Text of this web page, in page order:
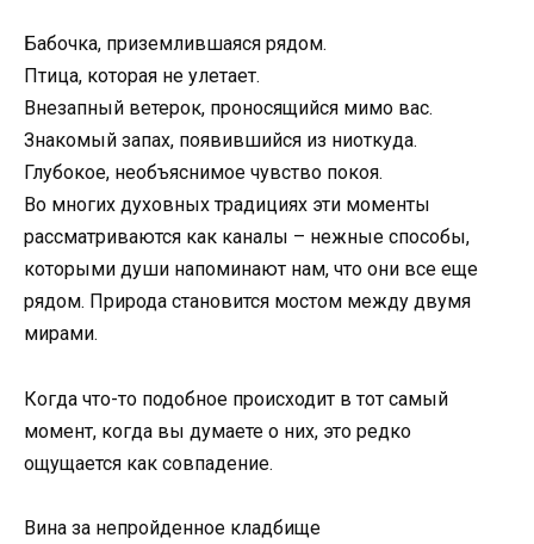
Бабочка, приземлившаяся рядом.
Птица, которая не улетает.
Внезапный ветерок, проносящийся мимо вас.
Знакомый запах, появившийся из ниоткуда.
Глубокое, необъяснимое чувство покоя.
Во многих духовных традициях эти моменты
рассматриваются как каналы – нежные способы,
которыми души напоминают нам, что они все еще
рядом. Природа становится мостом между двумя
мирами.
Когда что-то подобное происходит в тот самый
момент, когда вы думаете о них, это редко
ощущается как совпадение.
Вина за непройденное кладбище